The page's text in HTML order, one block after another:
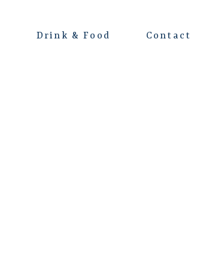
Drink & Food Contact